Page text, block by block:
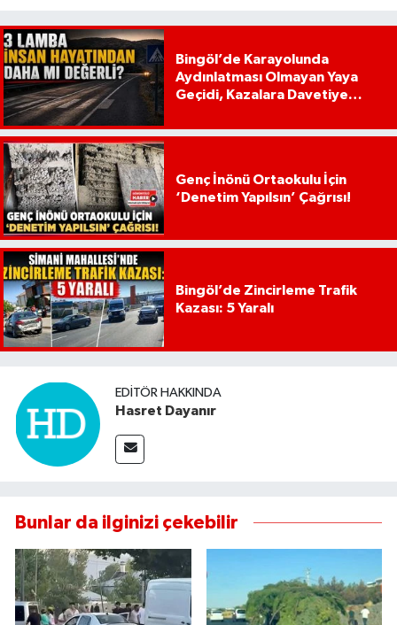
Bingöl’de Karayolunda
Aydınlatması Olmayan Yaya
Geçidi, Kazalara Davetiye
Genç İnönü Ortaokulu İçin
‘Denetim Yapılsın’ Çağrısı!
Bingöl’de Zincirleme Trafik
Kazası: 5 Yaralı
EDITÖR HAKKINDA
Hasret Dayanır
Bunlar da ilginizi çekebilir